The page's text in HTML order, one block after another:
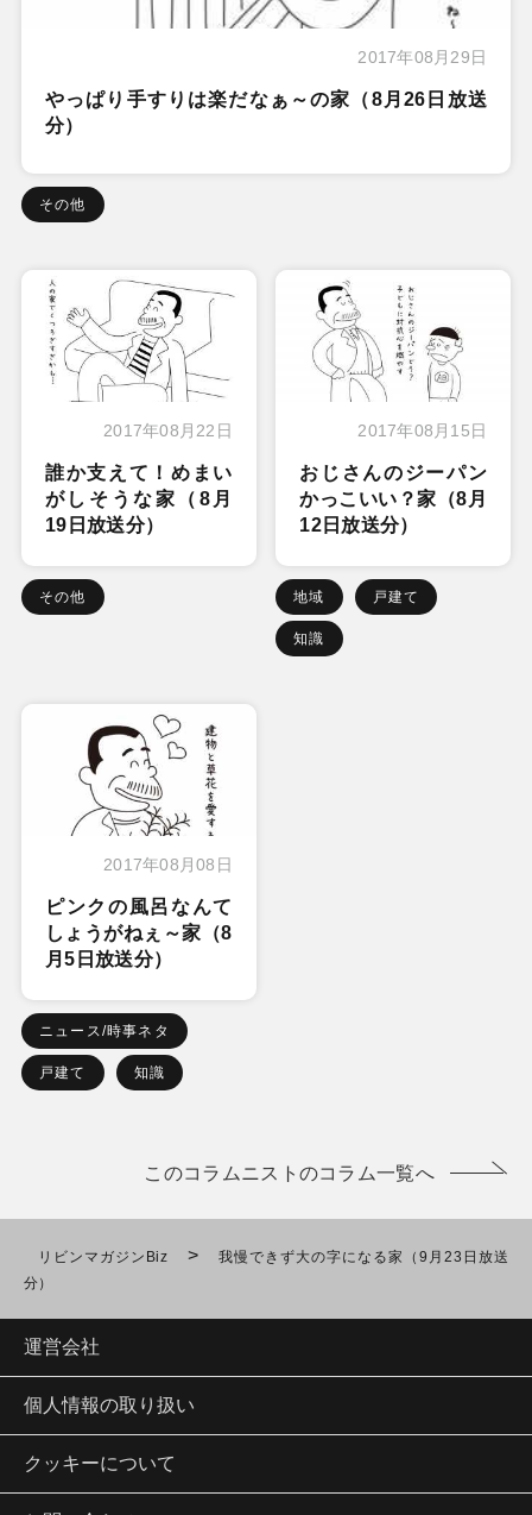
2017年08月29日
やっぱり手すりは楽だなぁ～の家（8月26日放送
分）
その他
2017年08月22日
誰か支えて！めまい
がしそうな家（8月
19日放送分）
その他
2017年08月15日
おじさんのジーパン
かっこいい？家（8月
12日放送分）
地域 戸建て
知識
2017年08月08日
ピンクの風呂なんて
しょうがねぇ～家（8
月5日放送分）
ニュース/時事ネタ
戸建て 知識
このコラムニストのコラム一覧へ
リビンマガジンBiz >
我慢できず大の字になる家（9月23日放送
分）
運営会社
個人情報の取り扱い
クッキーについて